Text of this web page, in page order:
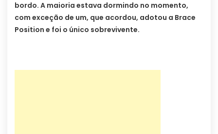
bordo. A maioria estava dormindo no momento,
com exceção de um, que acordou, adotou a Brace
Position e foi o único sobrevivente.